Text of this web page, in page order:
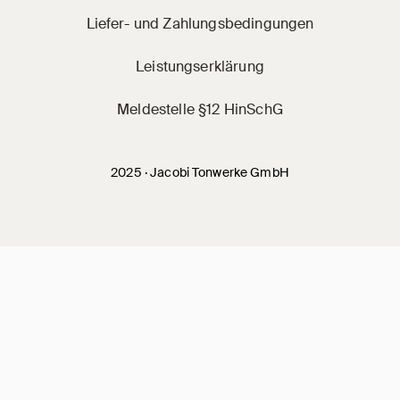
2025 · Jacobi Tonwerke GmbH
Liefer- und Zahlungsbedingungen
Leistungserklärung
Meldestelle §12 HinSchG